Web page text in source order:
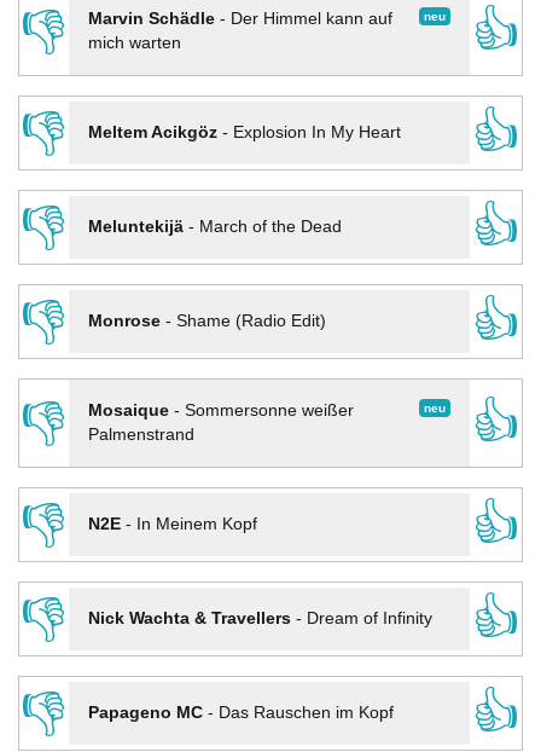
👎 neu
Marvin Schädle- Der Himmel kann auf
mich warten
👍
👎
Meltem Acikgöz- Explosion In My Heart
👍
👎
Meluntekijä- March of the Dead
👍
👎
Monrose- Shame (Radio Edit)
👍
👎
neu
Mosaique- Sommersonne weißer
Palmenstrand
👍
👎
N2E- In Meinem Kopf
👍
👎
Nick Wachta & Travellers- Dream of Infinity
👍
👎
Papageno MC- Das Rauschen im Kopf
👍